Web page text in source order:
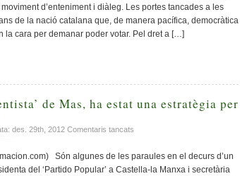
i
diu
espoli
de
any
d’enteniment i diàleg. Les portes tancades a les
de la nació catalana que, de manera pacífica, democràtica
la cara per demanar poder votar. Pel dret a […]
de Mas, ha estat una estratègia per
des. 29th, 2012 Comentaris tancats
‘deriva
independentista’
Són algunes de les paraules en el decurs d’un
del ‘Partido Popular’ a Castella-la Manxa i secretària